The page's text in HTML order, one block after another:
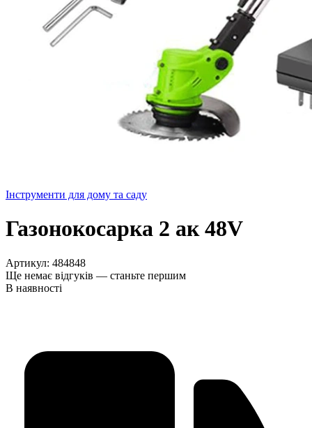
Інструменти для дому та саду
Газонокосарка 2 ак 48V
Артикул: 484848
Ще немає відгуків — станьте першим
В наявності